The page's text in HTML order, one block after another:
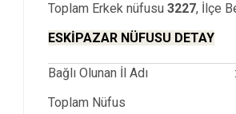
Toplam Erkek nüfusu3227, İlçe
ESKİPAZAR NÜFUSU DETAY
Bağlı Olunan İl Adı
Toplam Nüfus